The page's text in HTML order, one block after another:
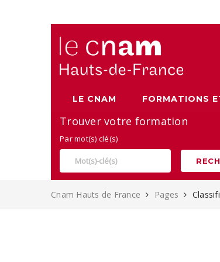
LE CNAM FORMATIONS
Trouver votre formation
Par mot(s) clé(s)
Cnam Hauts de France Pages